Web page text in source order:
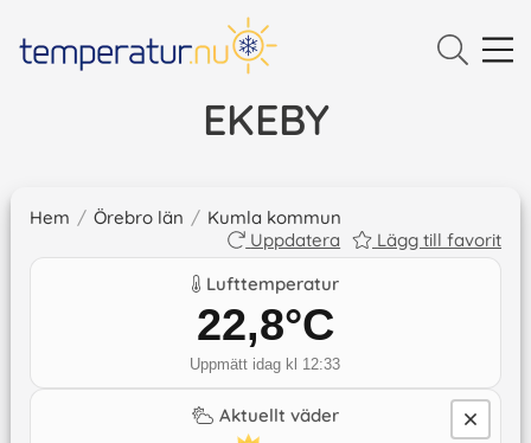
EKEBY
Hem / Örebro län / Kumla kommun
Uppdatera
Lägg till favorit
Lufttemperatur
22,8°C
Uppmätt idag kl 12:33
Aktuellt väder